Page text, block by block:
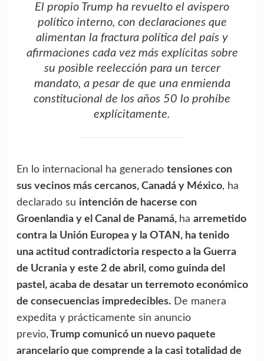
El propio Trump ha revuelto el avispero
político interno, con declaraciones que
alimentan la fractura política del país y
afirmaciones cada vez más explícitas sobre
su posible reelección para un tercer
mandato, a pesar de que una enmienda
constitucional de los años 50 lo prohíbe
explícitamente.
En lo internacional ha generado tensiones con
sus vecinos más cercanos, Canadá y México, ha
declarado su intención de hacerse con
Groenlandia y el Canal de Panamá, ha arremetido
contra la Unión Europea y la OTAN, ha tenido
una actitud contradictoria respecto a la Guerra
de Ucrania y este 2 de abril, como guinda del
pastel, acaba de desatar un terremoto económico
de consecuencias impredecibles.De manera
expedita y prácticamente sin anuncio
previo, Trump comunicó un nuevo paquete
arancelario que comprende a la casi totalidad de